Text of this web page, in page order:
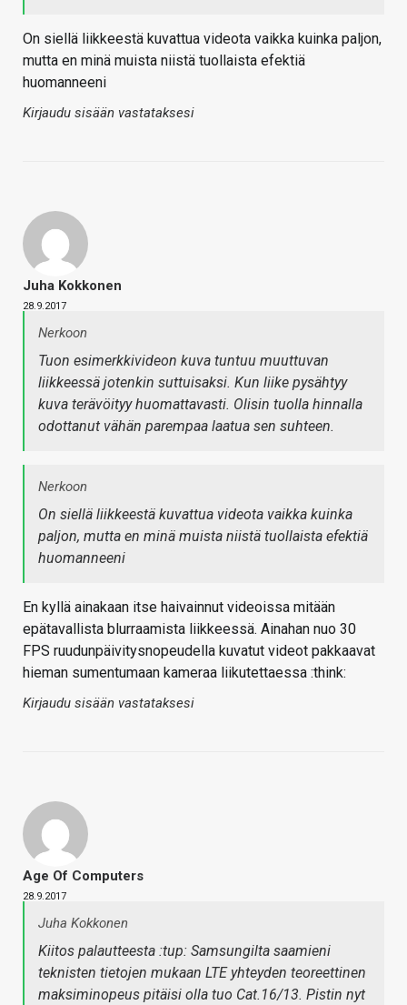
On siellä liikkeestä kuvattua videota vaikka kuinka paljon,
mutta en minä muista niistä tuollaista efektiä
huomanneeni
Kirjaudu sisään vastataksesi
Juha Kokkonen
28.9.2017
Nerkoon
Tuon esimerkkivideon kuva tuntuu muuttuvan
liikkeessä jotenkin suttuisaksi. Kun liike pysähtyy
kuva terävöityy huomattavasti. Olisin tuolla hinnalla
odottanut vähän parempaa laatua sen suhteen.
Nerkoon
On siellä liikkeestä kuvattua videota vaikka kuinka
paljon, mutta en minä muista niistä tuollaista efektiä
huomanneeni
En kyllä ainakaan itse haivainnut videoissa mitään
epätavallista blurraamista liikkeessä. Ainahan nuo 30
FPS ruudunpäivitysnopeudella kuvatut videot pakkaavat
hieman sumentumaan kameraa liikutettaessa :think:
Kirjaudu sisään vastataksesi
Age Of Computers
28.9.2017
Juha Kokkonen
Kiitos palautteesta :tup: Samsungilta saamieni
teknisten tietojen mukaan LTE yhteyden teoreettinen
maksiminopeus pitäisi olla tuo Cat.16/13. Pistin nyt